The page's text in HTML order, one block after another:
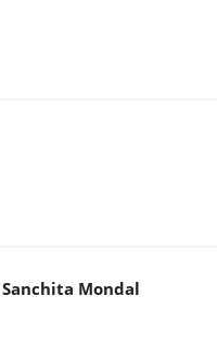
Sanchita Mondal